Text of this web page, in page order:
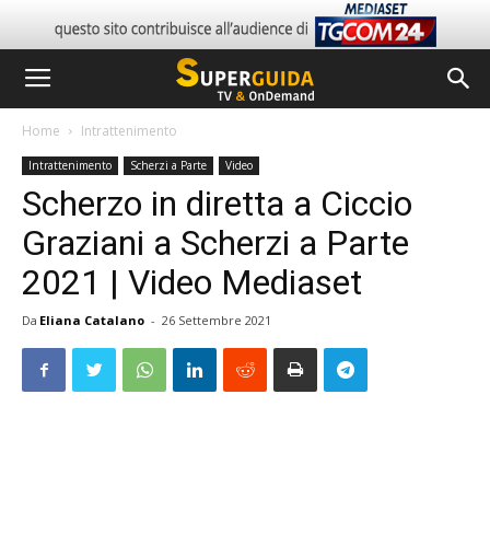
Home Intrattenimento
Intrattenimento Scherzi a Parte Video
Scherzo in diretta a Ciccio
Graziani a Scherzi a Parte
2021 | Video Mediaset
Da Eliana Catalano - 26 Settembre 2021